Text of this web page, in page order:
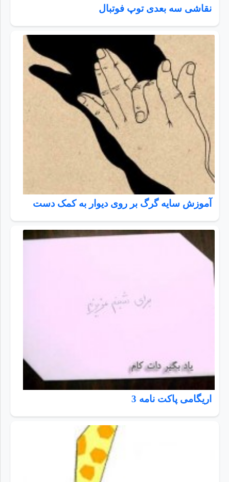
نقاشی سه بعدی توپ فوتبال
آموزش سایه گرگ بر روی دیوار به کمک دست
اریگامی پاکت نامه 3